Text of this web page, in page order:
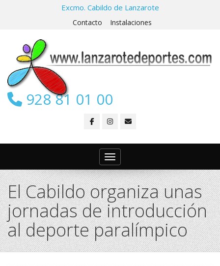
Excmo. Cabildo de Lanzarote
Contacto Instalaciones
928 81 01 00
Toggle navigation
El Cabildo organiza unas
jornadas de introducción
al deporte paralímpico